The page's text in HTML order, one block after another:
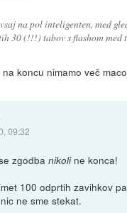
na pol inteligenten, med
30 (!!!) tabov s flashom med
koncu nimamo več
09:32
zgodbanikoline konca!
100 odprtih zavihkov
ne sme stekat.